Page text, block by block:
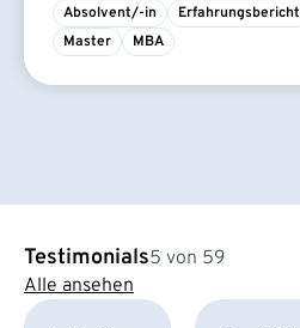
Absolvent/-in Erfahrungsbericht
Master
MBA
Testimonials5 von 59
Alle ansehen